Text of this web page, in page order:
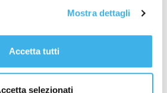
Mostra dettagli
Accetta tutti
selezionati
della stessa categoria.